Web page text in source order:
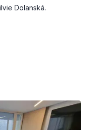
Dolanská.